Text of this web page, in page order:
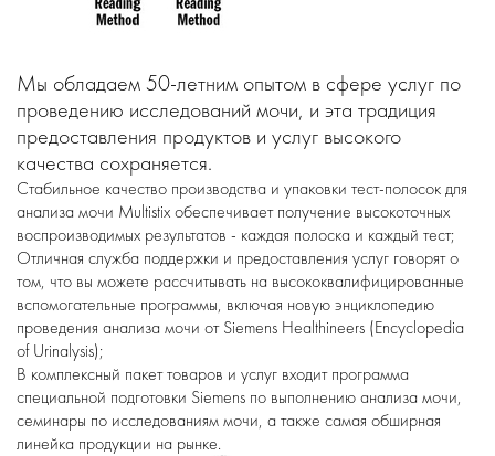
Мы обладаем 50-летним опытом в сфере услуг по
проведению исследований мочи, и эта традиция
предоставления продуктов и услуг высокого
качества сохраняется.
Стабильное качество производства и упаковки тест-полосок для
анализа мочи Multistix обеспечивает получение высокоточных
воспроизводимых результатов - каждая полоска и каждый тест;
Отличная служба поддержки и предоставления услуг говорят о
том, что вы можете рассчитывать на высококвалифицированные
вспомогательные программы, включая новую энциклопедию
проведения анализа мочи от Siemens Healthineers (Encyclopedia
of Urinalysis);
В комплексный пакет товаров и услуг входит программа
специальной подготовки Siemens по выполнению анализа мочи,
семинары по исследованиям мочи, а также самая обширная
линейка продукции на рынке.